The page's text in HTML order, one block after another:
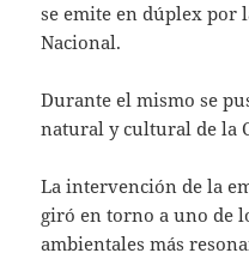
se emite en dúplex por
Nacional.
Durante el mismo se
natural y cultural de la
La intervención de la
giró en torno a uno de
ambientales más